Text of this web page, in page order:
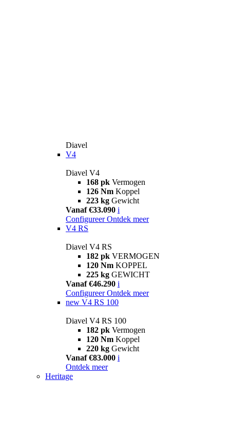
Diavel
V4
Diavel V4
168 pk Vermogen
126 Nm Koppel
223 kg Gewicht
Vanaf €33.090 i
Configureer Ontdek meer
V4 RS
Diavel V4 RS
182 pk VERMOGEN
120 Nm KOPPEL
225 kg GEWICHT
Vanaf €46.290 i
Configureer Ontdek meer
new V4 RS 100
Diavel V4 RS 100
182 pk Vermogen
120 Nm Koppel
220 kg Gewicht
Vanaf €83.000 i
Ontdek meer
Heritage